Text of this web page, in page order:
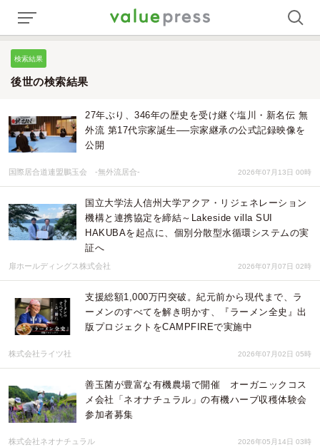
検索結果
後世の検索結果
27年ぶり、346年の歴史を受け継ぐ塩川・新名伝 無
外流 第17代宗家誕生──宗家継承の公式記録映像を
公開
国際居合道連盟鵬玉会 -無外流居合- 2026年07月13日 00時
国立大学法人信州大学アクア・リジェネレーション
機構と連携協定を締結～Lakeside villa SUI
HAKUBAを起点に、個別分散型水循環システムの実
証へ
扉ホールディングス株式会社 2026年07月07日 02時
支援総額1,000万円突破。紀元前から現代まで、ラ
ーメンのすべてを解き明かす、『ラーメン全史』出
版プロジェクトをCAMPFIREで実施中
株式会社ライツ社 2026年07月02日 05時
善玉菌が豊富な有機農場で開催 オーガニックコス
メ会社「ネオナチュラル」の有機ハーブ収穫体験会
参加者募集
株式会社ネオナチュラル 2026年05月14日 03時